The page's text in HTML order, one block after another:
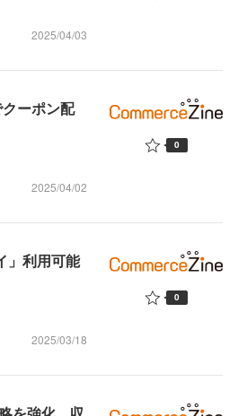
2025/04/03
ーポン配
2025/04/02
0
」利用可能
2025/03/18
0